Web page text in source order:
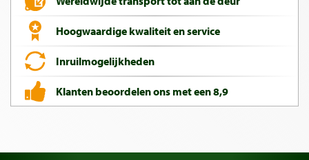
Hoogwaardige kwaliteit en service
Inruilmogelijkheden
Klanten beoordelen ons met een 8,9